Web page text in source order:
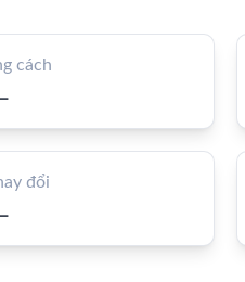
cách
đổi